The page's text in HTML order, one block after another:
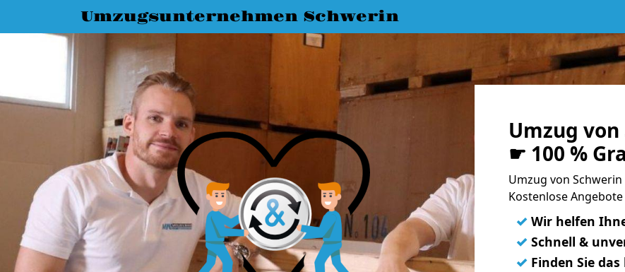
Umzugsunternehmen Schwerin
Umzug
☛ 100 %
Umzug von
Kostenlose
✓ Wir helfen
✓ Schnell &
✓ Finden Sie